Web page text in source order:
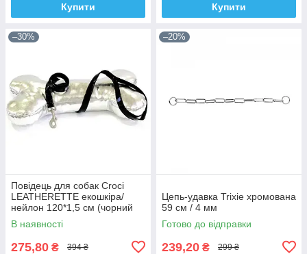
Купити Купити
–30%
Повідець для собак Croci
LEATHERETTE екошкіра/
нейлон 120*1,5 см (чорний
лак)
В наявності
275,80 ₴ 394 ₴
–20%
Цепь-удавка Trixie хромована
59 см / 4 мм
Готово до відправки
239,20 ₴ 299 ₴